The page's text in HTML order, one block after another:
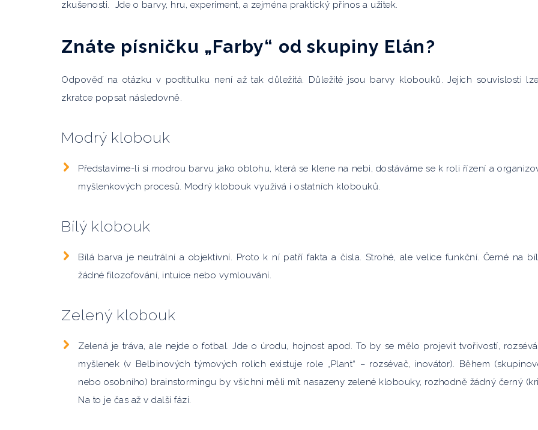
zkušenosti. Jde o barvy, hru, experiment, a zejména praktický přínos a užitek.
Znáte písničku „Farby“ od skupiny Elán?
Odpověď na otázku v podtitulku není až tak důležitá. Důležité jsou barvy klobouků. Jejich souvislosti
zkratce popsat následovně.
Modrý klobouk
Představíme-li si modrou barvu jako oblohu, která se klene na nebi, dostáváme se k roli řízení a
myšlenkových procesů. Modrý klobouk využívá i ostatních klobouků.
Bílý klobouk
Bílá barva je neutrální a objektivní. Proto k ní patří fakta a čísla. Strohé, ale velice funkční. Černé na
žádné filozofování, intuice nebo vymlouvání.
Zelený klobouk
Zelená je tráva, ale nejde o fotbal. Jde o úrodu, hojnost apod. To by se mělo projevit tvořivostí,
myšlenek (v Belbinových týmových rolích existuje role „Plant“ – rozsévač, inovátor). Během
nebo osobního) brainstormingu by všichni měli mít nasazeny zelené klobouky, rozhodně žádný černý
Na to je čas až v další fázi.